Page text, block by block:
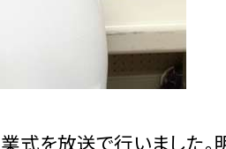
式を放送で行いました